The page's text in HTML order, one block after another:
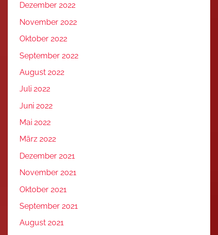
Dezember 2022
November 2022
Oktober 2022
September 2022
August 2022
Juli 2022
Juni 2022
Mai 2022
März 2022
Dezember 2021
November 2021
Oktober 2021
September 2021
August 2021